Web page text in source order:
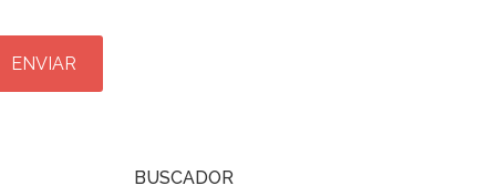
BUSCADOR